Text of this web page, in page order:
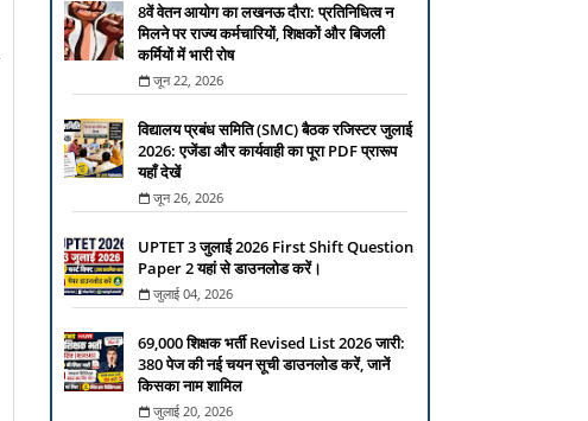
8वें वेतन आयोग का लखनऊ दौरा: प्रतिनिधित्व न
मिलने पर राज्य कर्मचारियों, शिक्षकों और बिजली
कर्मियों में भारी रोष
जून 22, 2026
विद्यालय प्रबंध समिति (SMC) बैठक रजिस्टर जुलाई
2026: एजेंडा और कार्यवाही का पूरा PDF प्रारूप
यहाँ देखें
जून 26, 2026
UPTET 3 जुलाई 2026 First Shift Question
Paper 2 यहां से डाउनलोड करें।
जुलाई 04, 2026
69,000 शिक्षक भर्ती Revised List 2026 जारी:
380 पेज की नई चयन सूची डाउनलोड करें, जानें
किसका नाम शामिल
जुलाई 20, 2026